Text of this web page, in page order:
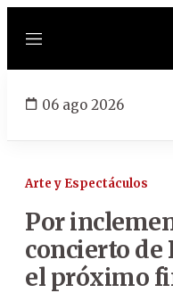
Menú
06 ago 2026
Arte y Espectáculos
Por
concierto de
el próximo